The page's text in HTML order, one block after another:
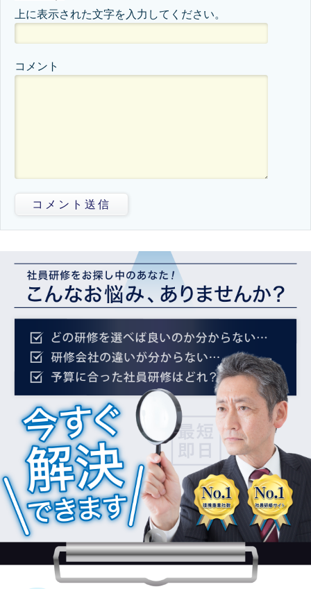
上に表示された文字を入力してください。
コメント
コメント送信